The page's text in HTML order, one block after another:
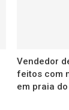
Vendedor
feitos com
em praia